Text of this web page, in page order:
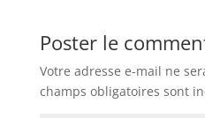
Poster le
Votre adresse e-mail ne
champs obligatoires sont